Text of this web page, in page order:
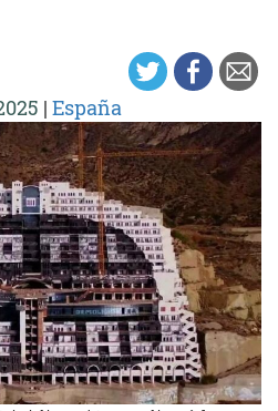
| España